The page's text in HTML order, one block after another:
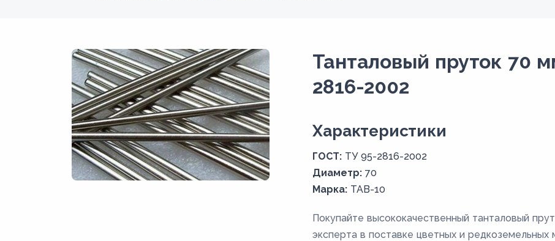
Танталовый пруток 70
2816-2002
Xарактеристики
ГОСТ: ТУ 95-2816-2002
Диаметр: 70
Марка: ТАВ-10
Покупайте высококачественный танталовый
эксперта в поставке цветных и